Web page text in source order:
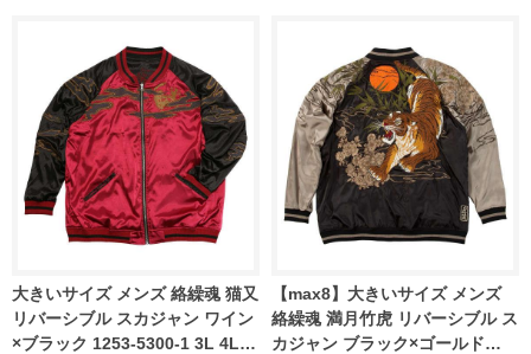
大きいサイズ メンズ 絡繰魂 猫又
リバーシブル スカジャン ワイン
×ブラック 1253-5300-1 3L 4L
【max8】大きいサイズ メンズ
絡繰魂 満月竹虎 リバーシブル ス
カジャン ブラック×ゴールド